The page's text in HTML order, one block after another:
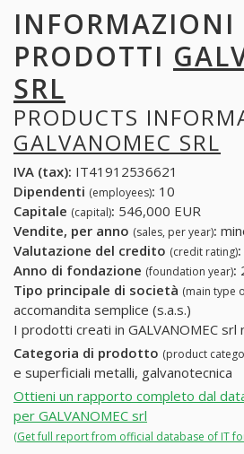
INFORMAZIONI
PRODOTTI
SRL
PRODUCTS
GALVANOMEC SRL
IVA (tax): IT41912536621
Dipendenti (employees): 10
Capitale (capital): 546,000 EUR
Vendite, per anno (sales, per year):
Valutazione del credito (credit rating):
Anno di fondazione (foundation year):
Tipo principale di società (main type
accomandita semplice (s.a.s.)
I prodotti creati in GALVANOMEC
Categoria di prodotto (product
e superficiali metalli, galvanotecnica
Ottieni un rapporto completo dal
per GALVANOMEC srl
(Get full report from official database of IT for